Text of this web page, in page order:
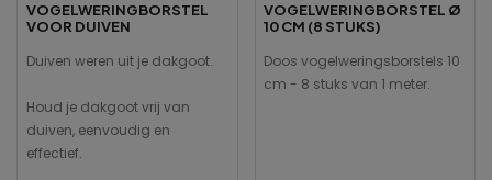
VOGELWERINGBORSTEL
VOOR DUIVEN
Duiven weren uit je dakgoot.
Houd je dakgoot vrij van
duiven, eenvoudig en
effectief.
VOGELWERINGBORSTEL Ø
10 CM (8 STUKS)
Doos vogelweringsborstels 10
cm - 8 stuks van 1 meter.